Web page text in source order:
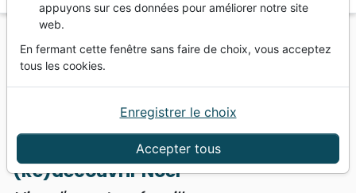
Vous ne pouvez pas créer de nouvelle commande
depuis votre pays (United States).
Jeunesse
(Re)découvrir Noël - Vivre l'avent en famille
(Re)découvrir Noël
appuyons sur ces données pour améliorer notre site
web.
En fermant cette fenêtre sans faire de choix, vous acceptez
tous les cookies.
Accepter tous
Enregistrer le choix